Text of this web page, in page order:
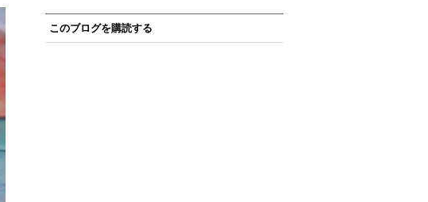
このブログを購読する